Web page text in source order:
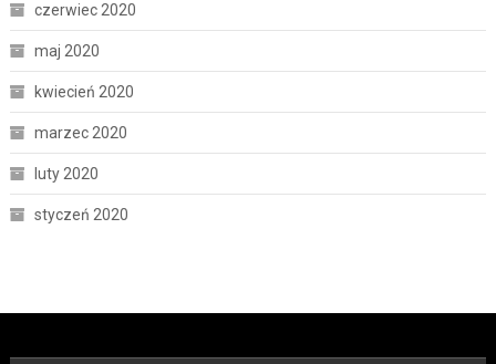
czerwiec 2020
maj 2020
kwiecień 2020
marzec 2020
luty 2020
styczeń 2020